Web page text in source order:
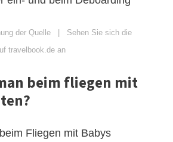
der Quelle | Sehen Sie sich die
travelbook.de an
beim fliegen mit
Fliegen mit Babys